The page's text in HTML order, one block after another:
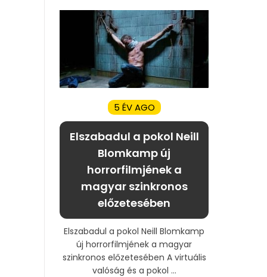
5 ÉV AGO
Elszabadul a pokol Neill
Blomkamp új
horrorfilmjének a
magyar szinkronos
előzetesében
Elszabadul a pokol Neill Blomkamp
új horrorfilmjének a magyar
szinkronos előzetesében A virtuális
valóság és a pokol ...